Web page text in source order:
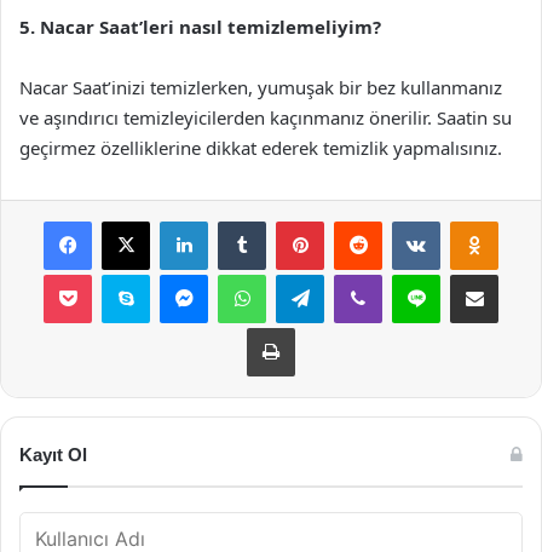
5. Nacar Saat’leri nasıl temizlemeliyim?
Nacar Saat’inizi temizlerken, yumuşak bir bez kullanmanız
ve aşındırıcı temizleyicilerden kaçınmanız önerilir. Saatin su
geçirmez özelliklerine dikkat ederek temizlik yapmalısınız.
Facebook
X LinkedInTumblr PinterestReddit VKontakte
Pocket Skype MessengerWhatsAppTelegramViber Line E-Posta ile
Yazdır
Kayıt Ol